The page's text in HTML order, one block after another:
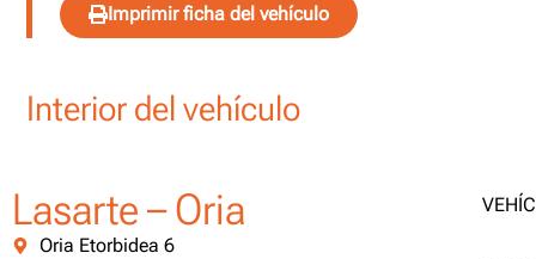
Imprimir ficha del vehículo
Interior del vehículo
Lasarte – Oria
Oria Etorbidea 6